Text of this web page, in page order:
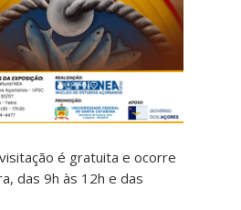
é gratuita e ocorre
das 9h às 12h e das